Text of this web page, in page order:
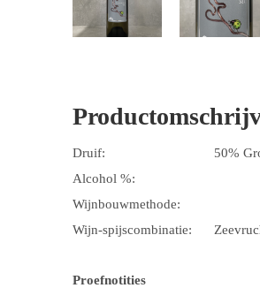
Druif:
50%
Alcohol %:
Wijnbouwmethode:
Wijn-spijscombinatie:
Proefnotities